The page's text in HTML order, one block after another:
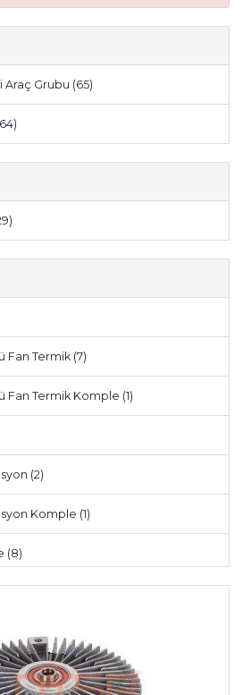
Araç Grubu (65)
Fan Termik (7)
Fan Termik Komple (1)
(2)
Komple (1)
(8)